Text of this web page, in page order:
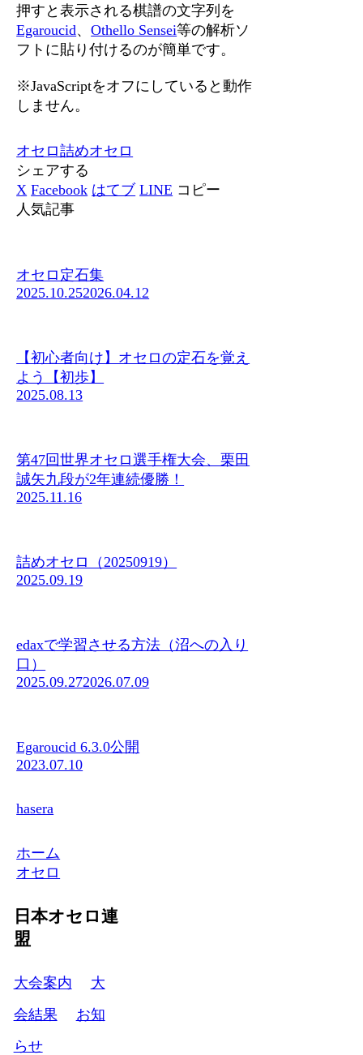
押すと表示される棋譜の文字列を
Egaroucid、Othello Sensei等の解析ソ
フトに貼り付けるのが簡単です。
※JavaScriptをオフにしていると動作
しません。
オセロ詰めオセロ
シェアする
X Facebook はてブ LINE コピー
人気記事
オセロ定石集
2025.10.252026.04.12
【初心者向け】オセロの定石を覚え
よう【初歩】
2025.08.13
第47回世界オセロ選手権大会、栗田
誠矢九段が2年連続優勝！
2025.11.16
詰めオセロ（20250919）
2025.09.19
edaxで学習させる方法（沼への入り
口）
2025.09.272026.07.09
Egaroucid 6.3.0公開
2023.07.10
hasera
ホーム
オセロ
日本オセロ連
盟
大会案内
大
会結果
お知
らせ